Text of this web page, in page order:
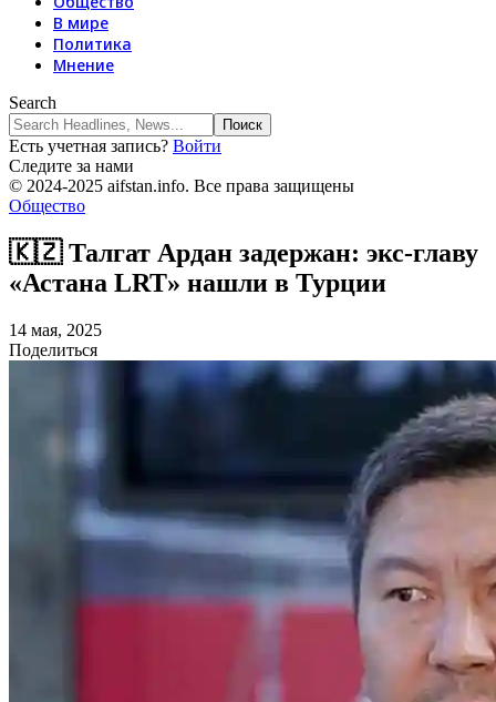
В мире
Политика
Мнение
Search
Есть учетная запись? Войти
Следите за нами
© 2024-2025 aifstan.info. Все права защищены
Общество
🇰🇿 Талгат Ардан задержан: экс-главу
«Астана LRT» нашли в Турции
14 мая, 2025
Поделиться